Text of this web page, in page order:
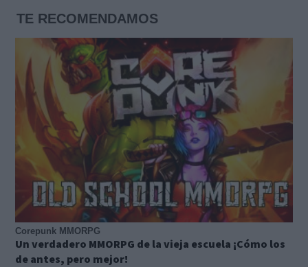
TE RECOMENDAMOS
Corepunk MMORPG
Un verdadero MMORPG de la vieja escuela ¡Cómo los
de antes, pero mejor!